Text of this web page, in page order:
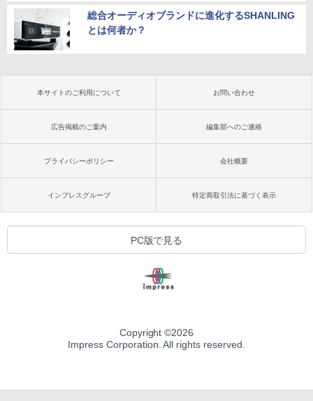
総合オーディオブランドに進化するSHANLING
とは何者か？
本サイトのご利用について お問い合わせ
広告掲載のご案内 編集部へのご連絡
プライバシーポリシー 会社概要
インプレスグループ 特定商取引法に基づく表示
PC版で見る
Copyright ©2026
Impress Corporation. All rights reserved.